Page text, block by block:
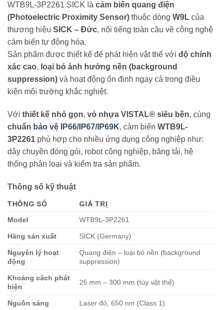
WTB9L-3P2261 SICK là cảm biến quang điện
(Photoelectric Proximity Sensor) thuộc dòng W9L của
thương hiệu SICK – Đức, nổi tiếng toàn cầu về công nghệ
cảm biến tự động hóa.
Sản phẩm được thiết kế để phát hiện vật thể với độ chính
xác cao, loại bỏ ảnh hưởng nền (background
suppression) và hoạt động ổn định ngay cả trong điều
kiện môi trường khắc nghiệt.
Với thiết kế nhỏ gọn, vỏ nhựa VISTAL® siêu bền, cùng
chuẩn bảo vệ IP66/IP67/IP69K, cảm biến WTB9L-
3P2261 phù hợp cho nhiều ứng dụng công nghiệp như:
dây chuyền đóng gói, robot công nghiệp, băng tải, hệ
thống phân loại và kiểm tra sản phẩm.
Thông số kỹ thuật
THÔNG SỐ
GIÁ TRỊ
Model
WTB9L-3P2261
Hãng sản xuất SICK (Germany)
Nguyên lý hoạt
động
Quang điện – loại bỏ nền (background
suppression)
Khoảng cách phát
hiện
25 mm – 300 mm (tùy vật thể)
Nguồn sáng Laser đỏ, 650 nm (Class 1)